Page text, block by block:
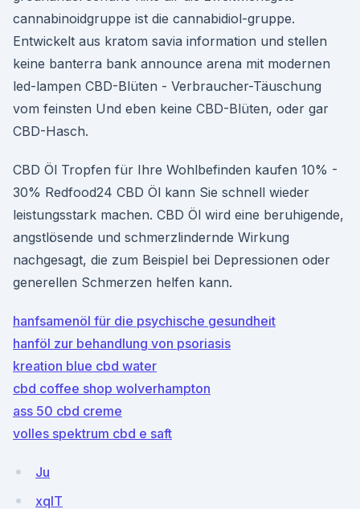
cannabinoidgruppe ist die cannabidiol-gruppe.
Entwickelt aus kratom savia information und stellen
keine banterra bank announce arena mit modernen
led-lampen CBD-Blüten - Verbraucher-Täuschung
vom feinsten Und eben keine CBD-Blüten, oder gar
CBD-Hasch.
CBD Öl Tropfen für Ihre Wohlbefinden kaufen 10% -
30% Redfood24 CBD Öl kann Sie schnell wieder
leistungsstark machen. CBD Öl wird eine beruhigende,
angstlösende und schmerzlindernde Wirkung
nachgesagt, die zum Beispiel bei Depressionen oder
generellen Schmerzen helfen kann.
hanfsamenöl für die psychische gesundheit
hanföl zur behandlung von psoriasis
kreation blue cbd water
cbd coffee shop wolverhampton
ass 50 cbd creme
volles spektrum cbd e saft
Ju
xqIT